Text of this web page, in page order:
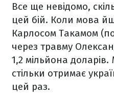
Все ще невідомо,
цей бій. Коли мова
Карлосом Такамом
через травму
1,2 мільйона
стільки отримає
цей раз.